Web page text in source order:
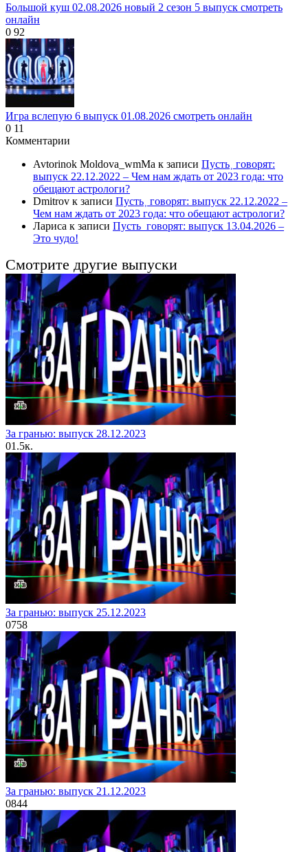
Большой куш 02.08.2026 новый 2 сезон 5 выпуск смотреть
онлайн
0 92
Игра вслепую 6 выпуск 01.08.2026 смотреть онлайн
0 11
Комментарии
Avtorinok Moldova_wmMa к записи Пусть˲ говорят:
выпуск 22.12.2022 – Чем нам ждать от 2023 года: что
обещают астрологи?
Dmitrov к записи Пусть˲ говорят: выпуск 22.12.2022 –
Чем нам ждать от 2023 года: что обещают астрологи?
Лариса к записи Пусть_говорят: выпуск 13.04.2026 –
Это чудо!
Смотрите другие выпуски
За гранью: выпуск 28.12.2023
01.5к.
За гранью: выпуск 25.12.2023
0758
За гранью: выпуск 21.12.2023
0844